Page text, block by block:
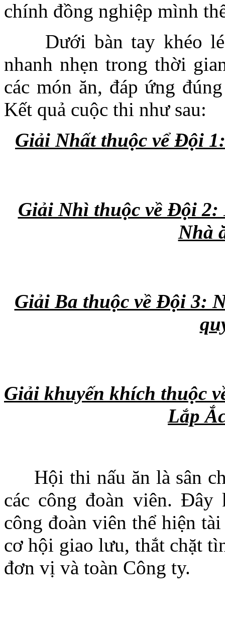
chính đồng nghiệp mình
Dưới bàn tay khéo
nhanh nhẹn trong thời
các món ăn, đáp ứng
Kết quả cuộc thi như sau:
Giải Nhất thuộc vể Đội
Giải Nhì thuộc về Đội 2:
Nhà
Giải Ba thuộc về Đội 3:
Giải khuyến khích thuộc
Lắp
Hội thi nấu ăn là sân
các công đoàn viên.
công đoàn viên thể hiện
cơ hội giao lưu, thắt chặt
đơn vị và toàn Công ty.